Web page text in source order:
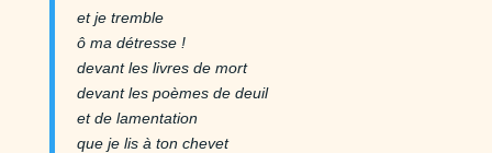
et je tremble
ô ma détresse !
devant les livres de mort
devant les poèmes de deuil
et de lamentation
que je lis à ton chevet